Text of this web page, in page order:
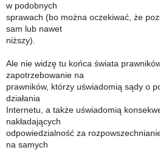
w podobnych
sprawach (bo można oczekiwać, że
sam lub nawet
niższy).
Ale nie widzę tu końca świata
zapotrzebowanie na
prawników, którzy uświadomią sądy o
działania
Internetu, a także uświadomią
nakładających
odpowiedzialność za
na samych